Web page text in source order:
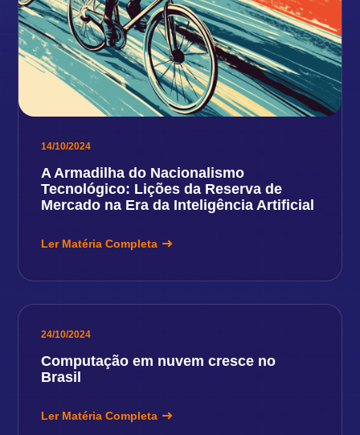
14/10/2024
A Armadilha do Nacionalismo
Tecnológico: Lições da Reserva de
Mercado na Era da Inteligência Artificial
Ler Matéria Completa
24/10/2024
Computação em nuvem cresce no
Brasil
Ler Matéria Completa